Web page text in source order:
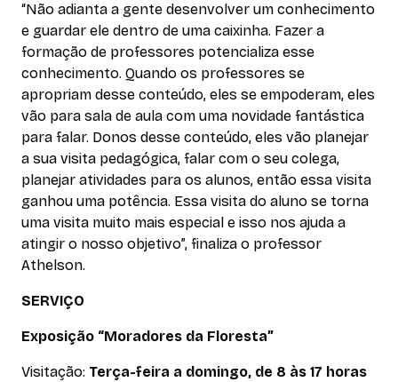
“Não adianta a gente desenvolver um conhecimento
e guardar ele dentro de uma caixinha. Fazer a
formação de professores potencializa esse
conhecimento. Quando os professores se
apropriam desse conteúdo, eles se empoderam, eles
vão para sala de aula com uma novidade fantástica
para falar. Donos desse conteúdo, eles vão planejar
a sua visita pedagógica, falar com o seu colega,
planejar atividades para os alunos, então essa visita
ganhou uma potência. Essa visita do aluno se torna
uma visita muito mais especial e isso nos ajuda a
atingir o nosso objetivo”, finaliza o professor
Athelson.
SERVIÇO
Exposição “Moradores da Floresta”
Visitação: Terça-feira a domingo, de 8 às 17 horas